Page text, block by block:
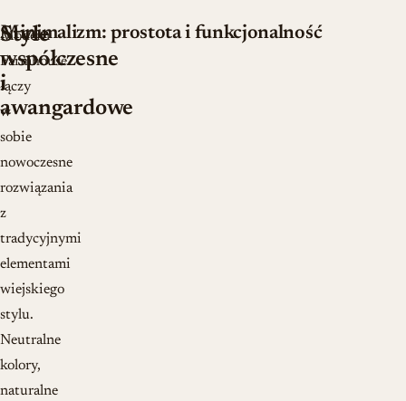
Modern
Farmhouse
łączy
w
sobie
nowoczesne
rozwiązania
z
tradycyjnymi
elementami
wiejskiego
stylu.
Neutralne
kolory,
naturalne
Style
współczesne
i
awangardowe
Minimalizm: prostota i funkcjonalność